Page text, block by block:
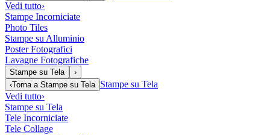
Vedi tutto›
Stampe Incorniciate
Photo Tiles
Stampe su Alluminio
Poster Fotografici
Lavagne Fotografiche
Stampe su Tela
›
‹Torna a Stampe su Tela Stampe su Tela
Vedi tutto›
Stampe su Tela
Tele Incorniciate
Tele Collage